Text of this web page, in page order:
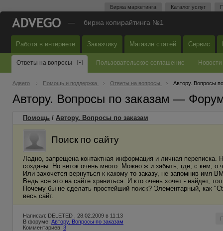
Биржа маркетинга Каталог услуг
— биржа копирайтинга №1
Работа в интернете Заказчику Магазин статей Сервис
Ответы на вопросы Пользовательское соглашение Новости
Адвего Помощь и поддержка Ответы на вопросы Автору. Вопросы
Автору. Вопросы по заказам —
Помощь / Автору. Вопросы по заказам
Поиск по сайту
Ладно, запрещена контактная информация и личная
созданы. Но веток очень много. Можно ж и забыть, где, с кем, о
Или захочется вернуться к какому-то заказу, не запомнив имя
Ведь все это на сайте храниться. И кто очень хочет - найдет,
Почему бы не сделать простейший поиск? Элементарный, как
весь сайт.
Написал: DELETED , 28.02.2009 в 11:13
В форуме: Автору. Вопросы по заказам
Комментариев: 3